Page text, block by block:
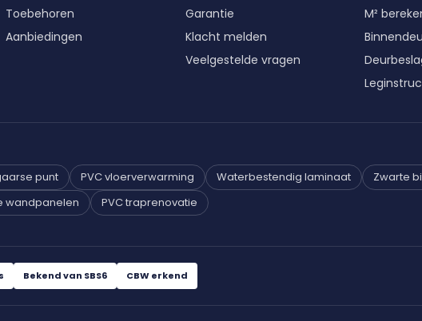
Toebehoren
Aanbiedingen
Garantie
Klacht melden
Veelgestelde vragen
M²
punt PVC vloerverwarming Waterbestendig laminaat
Zwarte
wandpanelen PVC traprenovatie
Bekend van SBS6 CBW erkend